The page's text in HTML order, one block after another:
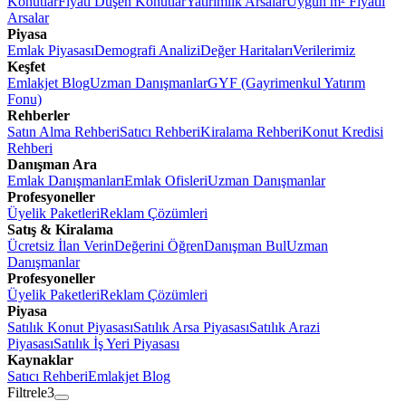
Arsalar
Piyasa
Emlak PiyasasıDemografi AnaliziDeğer HaritalarıVerilerimiz
Keşfet
Emlakjet BlogUzman DanışmanlarGYF (Gayrimenkul Yatırım
Fonu)
Rehberler
Satın Alma RehberiSatıcı RehberiKiralama RehberiKonut Kredisi
Rehberi
Danışman Ara
Emlak DanışmanlarıEmlak OfisleriUzman Danışmanlar
Profesyoneller
Üyelik PaketleriReklam Çözümleri
Satış & Kiralama
Ücretsiz İlan VerinDeğerini ÖğrenDanışman BulUzman
Danışmanlar
Profesyoneller
Üyelik PaketleriReklam Çözümleri
Piyasa
Satılık Konut PiyasasıSatılık Arsa PiyasasıSatılık Arazi
PiyasasıSatılık İş Yeri Piyasası
Kaynaklar
Satıcı RehberiEmlakjet Blog
Filtrele3